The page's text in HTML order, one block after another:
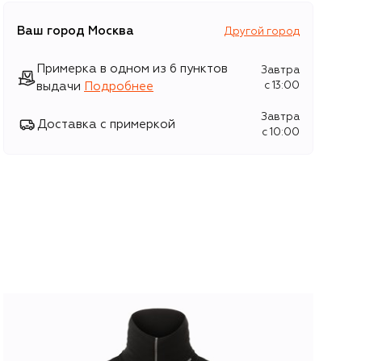
Ваш город Москва Другой город
Примерка в одном из 6 пунктов
выдачи
Подробнее
Завтра
c 13:00
Доставка с примеркой
Завтра
c 10:00